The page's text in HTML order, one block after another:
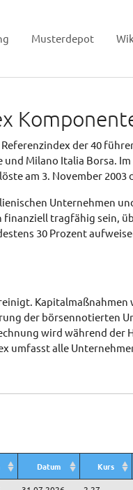
Musterdepot
Referenzindex der 40
und Milano Italia Borsa.
am 3. November
Unternehmen
tragfähig sein,
30 Prozent
der börsennotierten
wird während der
umfasst alle
Datum Kurs
Datum Kurs